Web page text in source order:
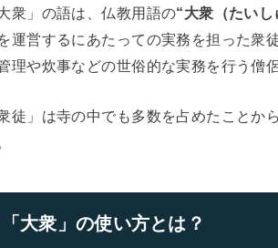
大衆」の語は、仏教用語の“大衆（たいし
運営するにあたっての実務を担った衆
理や炊事などの世俗的な実務を行う僧
衆徒」は寺の中でも多数を占めたこと
「大衆」の使い方とは？